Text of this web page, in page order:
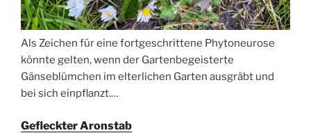
Als Zeichen für eine fortgeschrittene Phytoneurose
könnte gelten, wenn der Gartenbegeisterte
Gänseblümchen im elterlichen Garten ausgräbt und
bei sich einpflanzt.…
Gefleckter Aronstab